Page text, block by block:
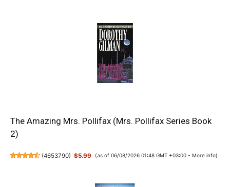
The Amazing Mrs. Pollifax (Mrs. Pollifax Series Book
2)
(4653790) $5.99 (as of 06/08/2026 01:48 GMT +03:00 - More info)